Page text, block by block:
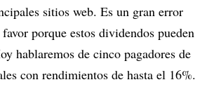
sitios web. Es un gran error
porque estos dividendos pueden
hablaremos de cinco pagadores de
con rendimientos de hasta el 16%.